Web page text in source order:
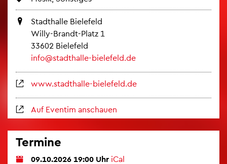
Stadt­hal­le Bie­le­feld
Willy-Brandt-Platz 1
33602 Bie­le­feld
info@​stadthalle-​bielefeld.​de
www.​stadthalle-​bielefeld.​de
Auf Even­tim an­schau­en
Ter­mi­ne
09.10.2026 19:00 Uhr iCal